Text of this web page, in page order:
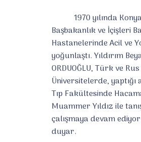
1970 yılında
Başbakanlık ve İçişleri
Hastanelerinde Acil ve
yoğunlaştı. Yıldırım
ORDUOĞLU, Türk ve
Üniversitelerde,
Tıp Fakültesinde
Muammer Yıldız ile
çalışmaya devam
duyar.